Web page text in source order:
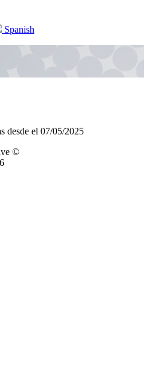
Spanish
desde el 07/05/2025
©